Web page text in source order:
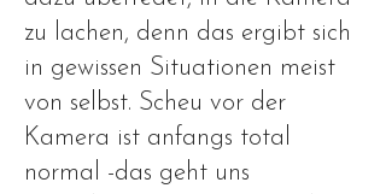
zu lachen, denn das ergibt sich
in gewissen Situationen meist
von selbst. Scheu vor der
Kamera ist anfangs total
normal -das geht uns